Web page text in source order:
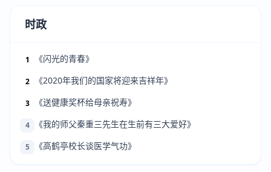
时政
1 《闪光的青春》
2 《2020年我们的国家将迎来吉祥年》
3 《送健康奖杯给母亲祝寿》
4 《我的师父秦重三先生在生前有三大爱好》
5 《高鹤亭校长谈医学气功》